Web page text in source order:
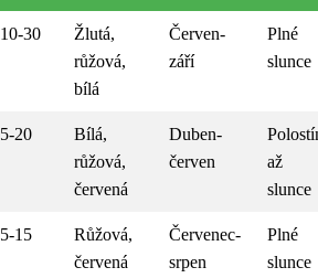
10-30
Žlutá,
růžová,
bílá
Červen-
září
Plné
slunce
5-20
Bílá,
růžová,
červená
Duben-
červen
až
slunce
5-15
Růžová,
červená
Červenec-
srpen
Plné
slunce